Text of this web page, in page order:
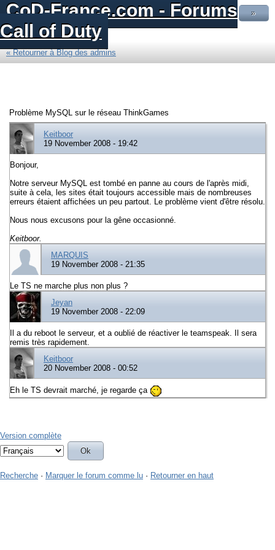
CoD-France.com - Forums
Call of Duty
»
« Retourner à Blog des admins
Problème MySQL sur le réseau ThinkGames
Keitboor
19 November 2008 - 19:42
Bonjour,
Notre serveur MySQL est tombé en panne au cours de l'après midi,
suite à cela, les sites était toujours accessible mais de nombreuses
erreurs étaient affichées un peu partout. Le problème vient d'être résolu.
Nous nous excusons pour la gêne occasionné.
Keitboor.
MARQUIS
19 November 2008 - 21:35
Le TS ne marche plus non plus ?
Jeyan
19 November 2008 - 22:09
Il a du reboot le serveur, et a oublié de réactiver le teamspeak. Il sera
remis très rapidement.
Keitboor
20 November 2008 - 00:52
Eh le TS devrait marché, je regarde ça
Version complète
Recherche · Marquer le forum comme lu · Retourner en haut